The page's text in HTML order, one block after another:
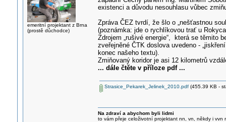
emeritní projektant z Brna
(prostě důchodce)
existenci a důvodu nesouhlasu vůbec
Zpráva ČEZ tvrdí, že šlo o „nešťastnou
(poznámka: jde o rychlíkovou trať u
Zdrojem „rušivé energie“, která se těmito
zveřejněné ČTK doslova uvedeno -
konec našeho textu).
Zmiňovaný koridor je asi 12 kilometrů
... dále čtěte v příloze pdf ...
Strasice_Pekarek_Jelinek_2010.pdf(455.39 KB -
Na zdraví a abychom byli lidmi
to vám přeje celoživotní projektant nn, vn, někdy i vvn